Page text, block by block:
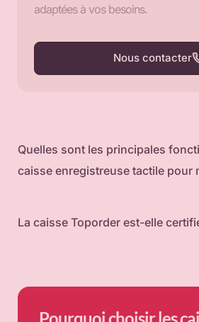
adaptées à vos besoins.
Nous contacter
Quelles sont les principales
caisse enregistreuse tactile pour
La caisse Toporder est-elle